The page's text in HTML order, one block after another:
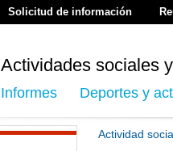
Solicitud de información
Actividades sociales
Informes Deportes y
Actividad